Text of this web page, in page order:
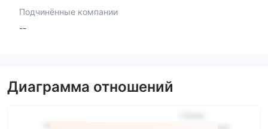
Подчинённые компании
--
Диаграмма отношений